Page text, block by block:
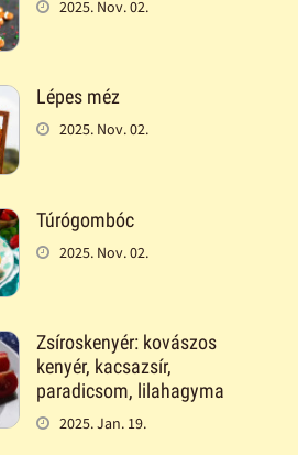
2025. Nov. 02.
Lépes méz
2025. Nov. 02.
Túrógombóc
2025. Nov. 02.
Zsíroskenyér: kovászos
kenyér, kacsazsír,
paradicsom, lilahagyma
2025. Jan. 19.